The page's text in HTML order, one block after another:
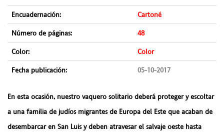
Encuadernación:
Cartoné
Número de páginas:
48
Color:
Color
Fecha publicación:
05-10-2017
En esta ocasión, nuestro vaquero solitario deberá proteger y escoltar
a una familia de judíos migrantes de Europa del Este que acaban de
desembarcar en San Luis y deben atravesar el salvaje oeste hasta